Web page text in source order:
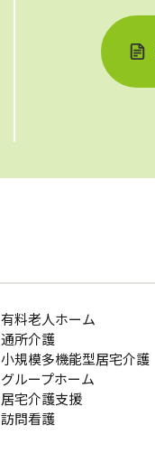
有料老人ホーム
通所介護
小規模多機能型居宅介護
グループホーム
居宅介護支援
訪問看護